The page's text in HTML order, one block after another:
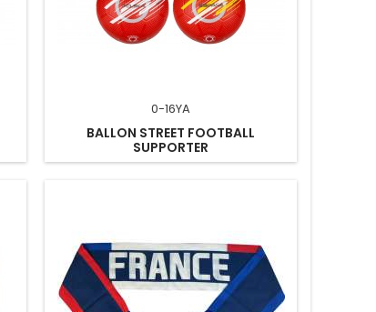
0-16YA
BALLON STREET FOOTBALL
SUPPORTER